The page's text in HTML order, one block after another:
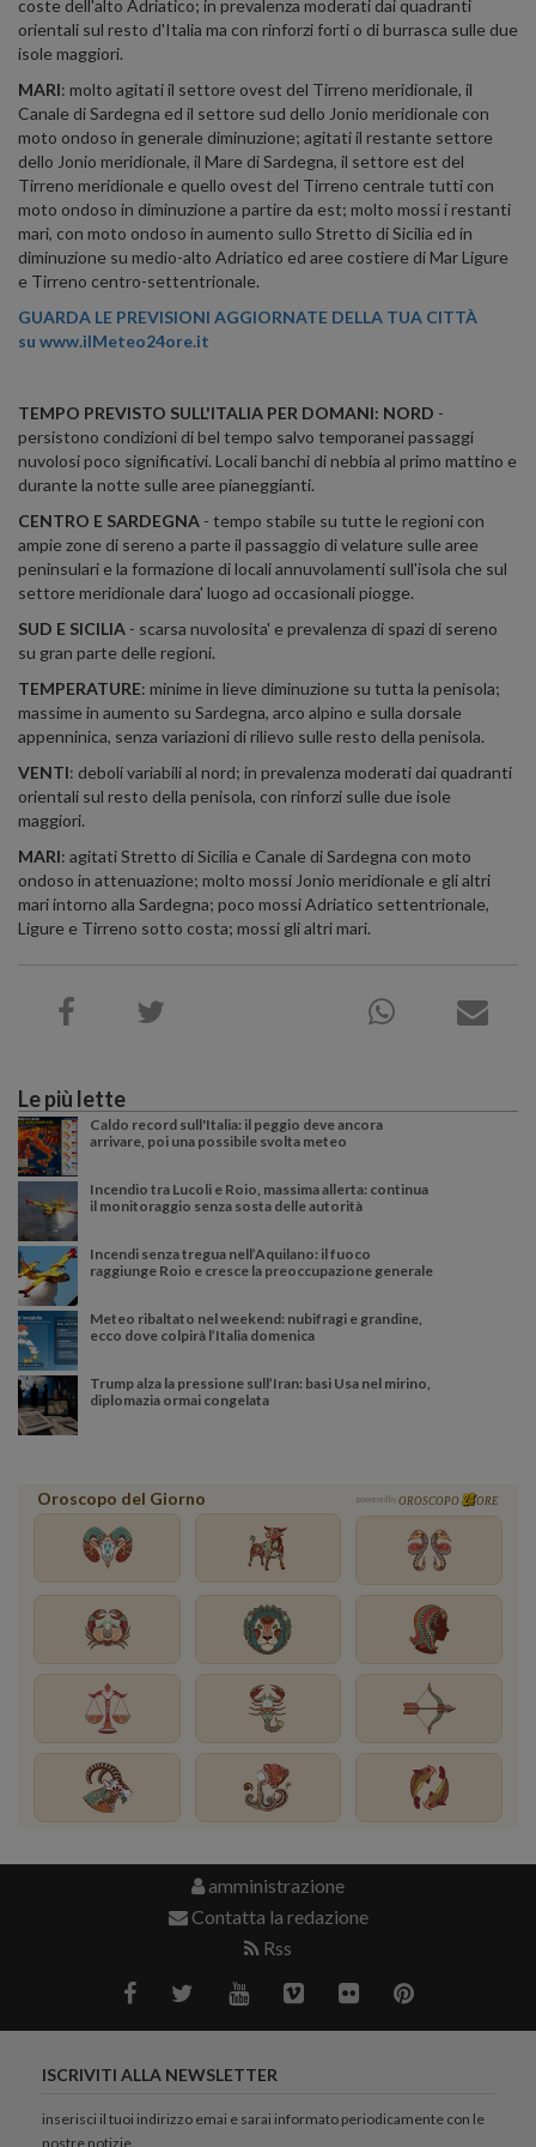
coste dell'alto Adriatico; in prevalenza moderati dai quadranti
orientali sul resto d'Italia ma con rinforzi forti o di burrasca sulle due
isole maggiori.
MARI: molto agitati il settore ovest del Tirreno meridionale, il
Canale di Sardegna ed il settore sud dello Jonio meridionale con
moto ondoso in generale diminuzione; agitati il restante settore
dello Jonio meridionale, il Mare di Sardegna, il settore est del
Tirreno meridionale e quello ovest del Tirreno centrale tutti con
moto ondoso in diminuzione a partire da est; molto mossi i restanti
mari, con moto ondoso in aumento sullo Stretto di Sicilia ed in
diminuzione su medio-alto Adriatico ed aree costiere di Mar Ligure
e Tirreno centro-settentrionale.
GUARDA LE PREVISIONI AGGIORNATE DELLA TUA CITTÀ
su www.ilMeteo24ore.it
TEMPO PREVISTO SULL'ITALIA PER DOMANI: NORD -
persistono condizioni di bel tempo salvo temporanei passaggi
nuvolosi poco significativi. Locali banchi di nebbia al primo mattino e
durante la notte sulle aree pianeggianti.
CENTRO E SARDEGNA - tempo stabile su tutte le regioni con
ampie zone di sereno a parte il passaggio di velature sulle aree
peninsulari e la formazione di locali annuvolamenti sull'isola che sul
settore meridionale dara' luogo ad occasionali piogge.
SUD E SICILIA - scarsa nuvolosita' e prevalenza di spazi di sereno
su gran parte delle regioni.
TEMPERATURE: minime in lieve diminuzione su tutta la penisola;
massime in aumento su Sardegna, arco alpino e sulla dorsale
appenninica, senza variazioni di rilievo sulle resto della penisola.
VENTI: deboli variabili al nord; in prevalenza moderati dai quadranti
orientali sul resto della penisola, con rinforzi sulle due isole
maggiori.
MARI: agitati Stretto di Sicilia e Canale di Sardegna con moto
ondoso in attenuazione; molto mossi Jonio meridionale e gli altri
mari intorno alla Sardegna; poco mossi Adriatico settentrionale,
Ligure e Tirreno sotto costa; mossi gli altri mari.
Le più lette
Caldo record sull'Italia: il peggio deve ancora
arrivare, poi una possibile svolta meteo
Incendio tra Lucoli e Roio, massima allerta: continua
il monitoraggio senza sosta delle autorità
Incendi senza tregua nell’Aquilano: il fuoco
raggiunge Roio e cresce la preoccupazione generale
Meteo ribaltato nel weekend: nubifragi e grandine,
ecco dove colpirà l’Italia domenica
Trump alza la pressione sull’Iran: basi Usa nel mirino,
diplomazia ormai congelata
Oroscopo del Giorno powered by OROSCOPO ORE
amministrazione
Contatta la redazione
Rss
ISCRIVITI ALLA NEWSLETTER
inserisci il tuoi indirizzo emai e sarai informato periodicamente con le
nostre notizie.